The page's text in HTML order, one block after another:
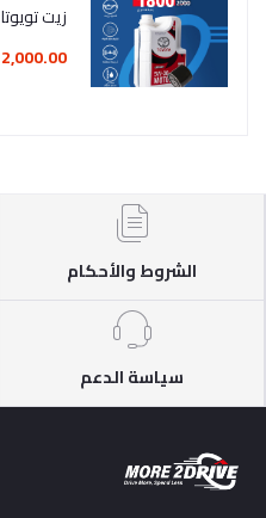
زيت تويوتا ٥دبليو٣٠ (٤لتر) + فلتر زيت
2,000.00 EGP
الشروط والأحكام
سياسة الدعم